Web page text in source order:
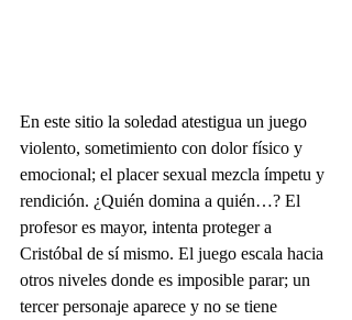
En este sitio la soledad atestigua un juego
violento, sometimiento con dolor físico y
emocional; el placer sexual mezcla ímpetu y
rendición. ¿Quién domina a quién…? El
profesor es mayor, intenta proteger a
Cristóbal de sí mismo. El juego escala hacia
otros niveles donde es imposible parar; un
tercer personaje aparece y no se tiene